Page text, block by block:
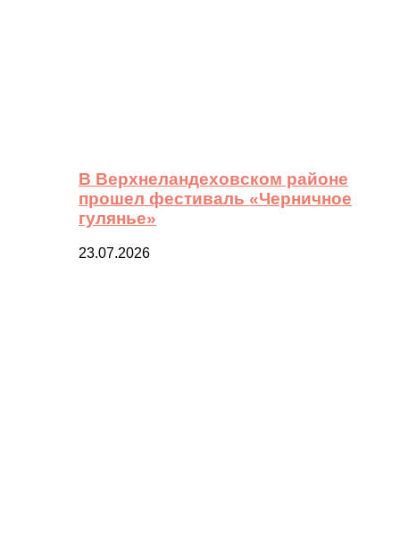
В Верхнеландеховском районе
прошел фестиваль «Черничное
гулянье»
23.07.2026